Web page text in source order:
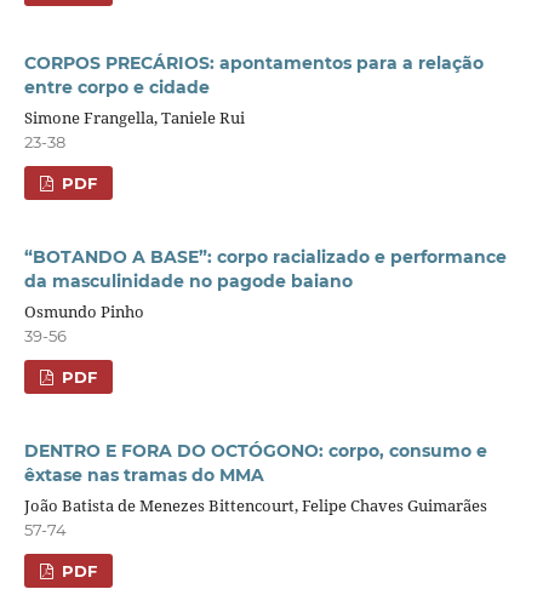
CORPOS PRECÁRIOS: apontamentos para a relação
entre corpo e cidade
Simone Frangella, Taniele Rui
23-38
PDF
“BOTANDO A BASE”: corpo racializado e performance
da masculinidade no pagode baiano
Osmundo Pinho
39-56
PDF
DENTRO E FORA DO OCTÓGONO: corpo, consumo e
êxtase nas tramas do MMA
João Batista de Menezes Bittencourt, Felipe Chaves Guimarães
57-74
PDF